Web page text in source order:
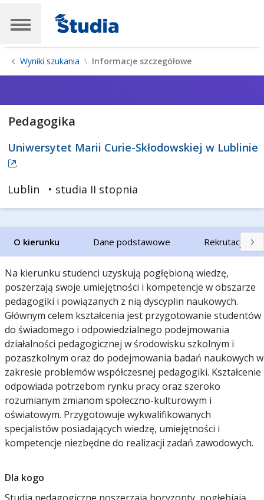
Wyniki szukania Informacje szczegółowe
Pedagogika
Uniwersytet Marii Curie-Skłodowskiej w Lublinie
Lublin • studia II stopnia
O kierunku Dane podstawowe Rekrutacja
Na kierunku studenci uzyskują pogłębioną wiedzę,
poszerzają swoje umiejętności i kompetencje w obszarze
pedagogiki i powiązanych z nią dyscyplin naukowych.
Głównym celem kształcenia jest przygotowanie studentów
do świadomego i odpowiedzialnego podejmowania
działalności pedagogicznej w środowisku szkolnym i
pozaszkolnym oraz do podejmowania badań naukowych w
zakresie problemów współczesnej pedagogiki. Kształcenie
odpowiada potrzebom rynku pracy oraz szeroko
rozumianym zmianom społeczno-kulturowym i
oświatowym. Przygotowuje wykwalifikowanych
specjalistów posiadających wiedzę, umiejętności i
kompetencje niezbędne do realizacji zadań zawodowych.
Dla kogo